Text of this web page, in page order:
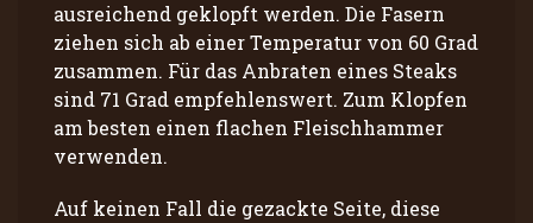
ausreichend geklopft werden. Die Fasern
ziehen sich ab einer Temperatur von 60 Grad
zusammen. Für das Anbraten eines Steaks
sind 71 Grad empfehlenswert. Zum Klopfen
am besten einen flachen Fleischhammer
verwenden.
Auf keinen Fall die gezackte Seite, diese